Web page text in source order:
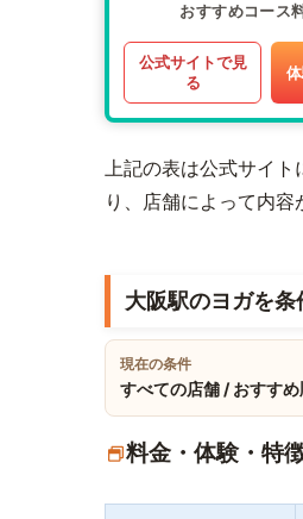
おすすめコース
公式サイトで見
る
上記の表は公式サイト
り、店舗によって内容
大阪駅のヨガを条
現在の条件
すべての店舗 / おすすめ
料金・体験・特